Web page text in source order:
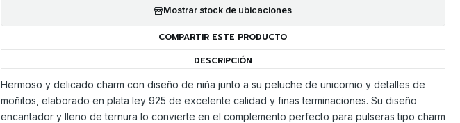
Mostrar stock de ubicaciones
COMPARTIR ESTE PRODUCTO
DESCRIPCIÓN
Hermoso y delicado charm con diseño de niña junto a su peluche de unicornio y detalles de
moñitos, elaborado en plata ley 925 de excelente calidad y finas terminaciones. Su diseño
encantador y lleno de ternura lo convierte en el complemento perfecto para pulseras tipo charm